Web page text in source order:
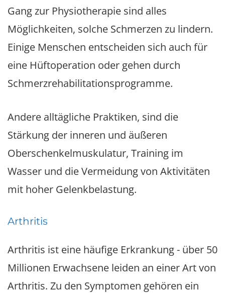
Gang zur Physiotherapie sind alles
Möglichkeiten, solche Schmerzen zu lindern.
Einige Menschen entscheiden sich auch für
eine Hüftoperation oder gehen durch
Schmerzrehabilitationsprogramme.
Andere alltägliche Praktiken, sind die
Stärkung der inneren und äußeren
Oberschenkelmuskulatur, Training im
Wasser und die Vermeidung von Aktivitäten
mit hoher Gelenkbelastung.
Arthritis
Arthritis ist eine häufige Erkrankung - über 50
Millionen Erwachsene leiden an einer Art von
Arthritis. Zu den Symptomen gehören ein